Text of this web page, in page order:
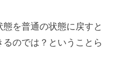
を普通の状態に戻すと
のでは？ということら